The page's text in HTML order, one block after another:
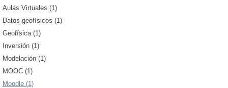
Aulas Virtuales (1)
Datos geofísicos (1)
Geofísica (1)
Inversión (1)
Modelación (1)
MOOC (1)
Moodle (1)